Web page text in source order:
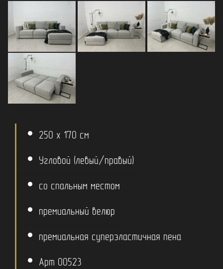
250 x 170 см
Угловой (левый/правый)
со спальным местом
премиальный велюр
премиальная суперэластичная пена
Арт 00523